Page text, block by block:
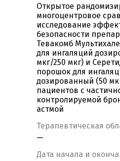
Открытое
многоцентровое
исследование
безопасности
Тевакомб
для ингаляций
мкг/250 мкг) и
порошок для
дозированный (50
пациентов с
контролируемой
астмой
Терапевтическая
—
Дата начала и